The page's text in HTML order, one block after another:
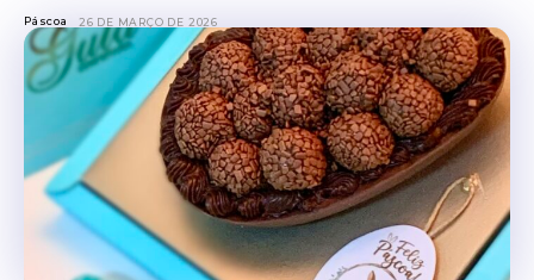
Páscoa 26 DE MARÇO DE 2026